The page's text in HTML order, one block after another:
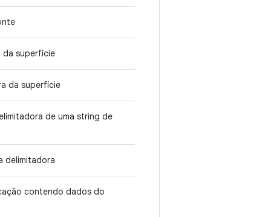
da superfície
da superfície
de uma string de
delimitadora
contendo dados do